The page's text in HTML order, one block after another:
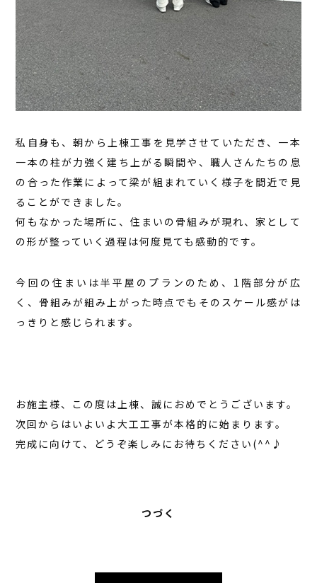
私自身も、朝から上棟工事を見学させていただき、一本
一本の柱が力強く建ち上がる瞬間や、職人さんたちの息
の合った作業によって梁が組まれていく様子を間近で見
ることができました。
何もなかった場所に、住まいの骨組みが現れ、家として
の形が整っていく過程は何度見ても感動的です。
今回の住まいは半平屋のプランのため、1階部分が広
く、骨組みが組み上がった時点でもそのスケール感がは
っきりと感じられます。
お施主様、この度は上棟、誠におめでとうございます。
次回からはいよいよ大工工事が本格的に始まります。
完成に向けて、どうぞ楽しみにお待ちください(^^♪
つづく